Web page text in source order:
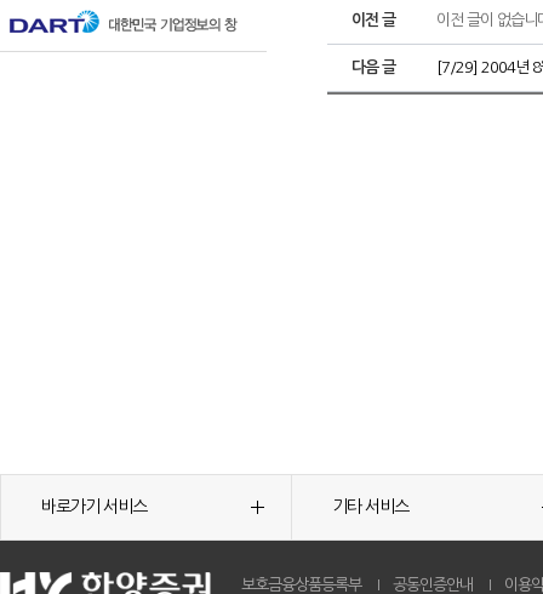
이전 글 이전 글이 없습니
다음 글 [7/29] 2004년 8
바로가기 서비스 기타 서비스
보호금융상품등록부 공동인증안내 이용